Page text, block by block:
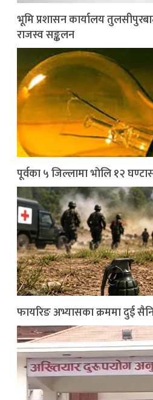
भूमि प्रशासन कार्यालय
राजस्व सङ्कलन
पूर्वका ५ जिल्लामा भाेलि १२
फायरिङ अभ्यासका क्रममा दुई